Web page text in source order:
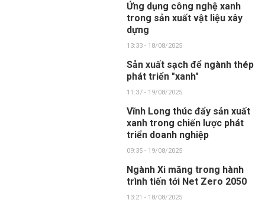
Ứng dụng công nghệ xanh
trong sản xuất vật liệu xây
dựng
13:33 - 18/08/2025
Sản xuất sạch để ngành thép
phát triển "xanh"
11:37 - 19/08/2025
Vĩnh Long thúc đẩy sản xuất
xanh trong chiến lược phát
triển doanh nghiệp
09:35 - 19/08/2025
Ngành Xi măng trong hành
trình tiến tới Net Zero 2050
13:21 - 18/08/2025